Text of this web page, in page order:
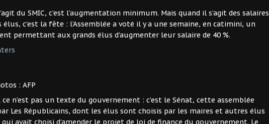
du SMIC, c’est l’augmentation minimum. Mais quand il s’agit des salaires
élus, c’est la fête : l’Assemblée a voté il y a une semaine, en catimini, un
permettant aux grands élus d’augmenter leur salaire de 40 %.
: AFP
ce n’est pas un texte du gouvernement : c’est le Sénat, cette assemblée
Les Républicains, dont les élus sont choisis par les maires et autres élus
qui avait choisi d’amender le projet de loi de finance du gouvernement. Le